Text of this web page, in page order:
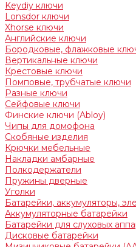
Keydiy ключи
Lonsdor ключи
Xhorse ключи
Английские ключи
Бородковые, флажковые
Вертикальные ключи
Крестовые ключи
Помповые, трубчатые ключи
Разные ключи
Сейфовые ключи
Финские ключи (Abloy)
Чипы для домофона
Скобяные изделия
Крючки мебельные
Накладки амбарные
Полкодержатели
Пружины дверные
Уголки
Батарейки, аккумуляторы,
Аккумуляторные батарейки
Батарейки для слуховых
Дисковые батарейки